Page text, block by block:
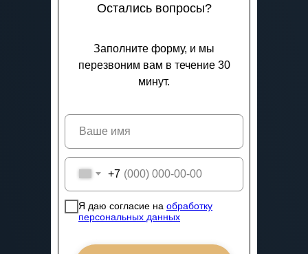
Остались вопросы?
Заполните форму, и мы
перезвоним вам в течение 30
минут.
+7
Я даю согласие на обработку
персональных данных